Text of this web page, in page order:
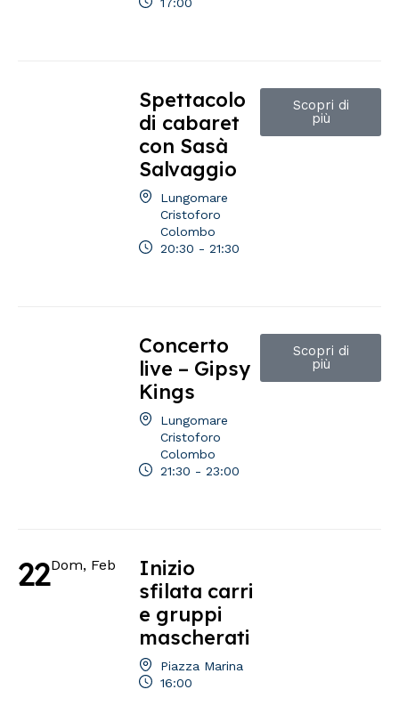
Spettacolo
di cabaret
con Sasà
Salvaggio
Lungomare
Cristoforo
Colombo
20:30 - 21:30
Scopri di
più
Concerto
live – Gipsy
Kings
Lungomare
Cristoforo
Colombo
21:30 - 23:00
Scopri di
più
22Dom, Feb
Inizio
sfilata carri
e gruppi
mascherati
Piazza Marina
16:00